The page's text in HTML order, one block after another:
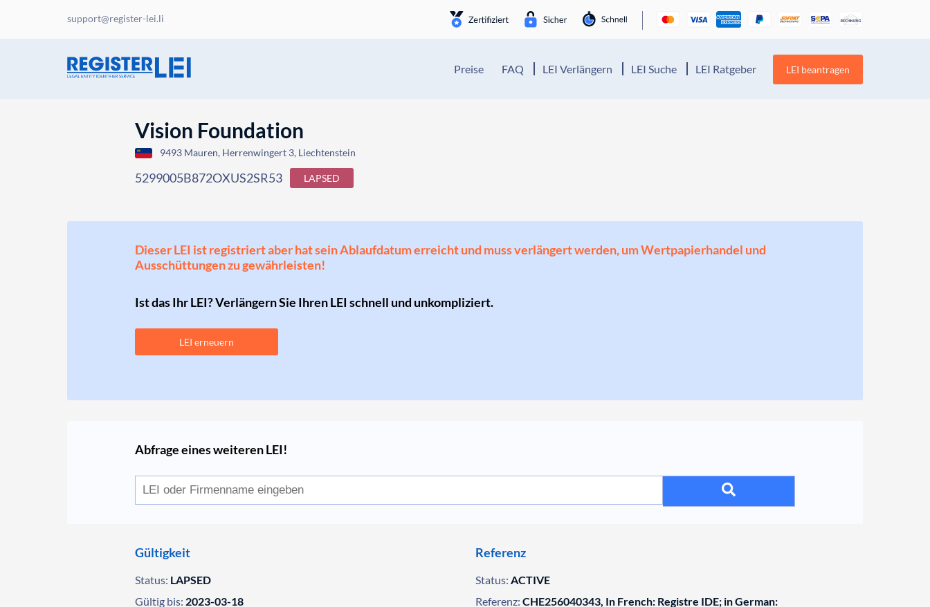
support@register-lei.li
Preise FAQ LEI Verlängern LEI Suche LEI Ratgeber LEI beantragen
Vision Foundation
9493 Mauren, Herrenwingert 3, Liechtenstein
5299005B872OXUS2SR53 LAPSED
Dieser LEI ist registriert aber hat sein Ablaufdatum erreicht und muss verlängert werden, um Wertpapierhandel und
Ausschüttungen zu gewährleisten!
Ist das Ihr LEI? Verlängern Sie Ihren LEI schnell und unkompliziert.
LEI erneuern
Abfrage eines weiteren LEI!
Gültigkeit
Status: LAPSED
Gültig bis: 2023-03-18
Referenz
Status: ACTIVE
Referenz: CHE256040343, In French: Registre IDE; in German: